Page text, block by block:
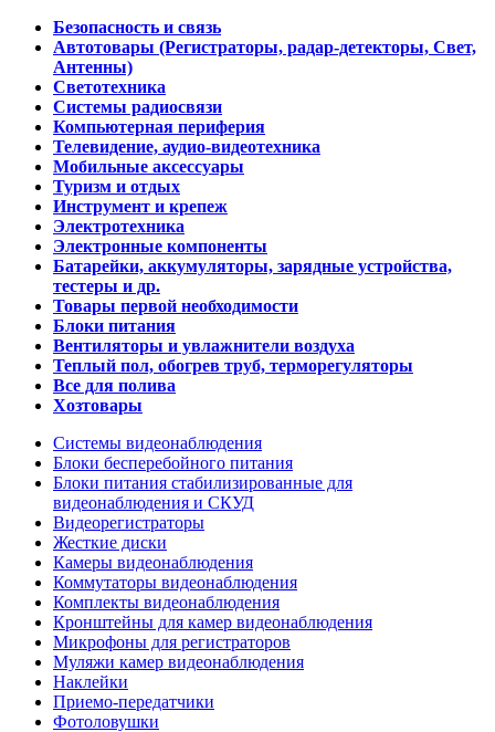
Безопасность и связь
Автотовары (Регистраторы, радар-детекторы, Свет,
Антенны)
Светотехника
Системы радиосвязи
Компьютерная периферия
Телевидение, аудио-видеотехника
Мобильные аксессуары
Туризм и отдых
Инструмент и крепеж
Электротехника
Электронные компоненты
Батарейки, аккумуляторы, зарядные устройства,
тестеры и др.
Товары первой необходимости
Блоки питания
Вентиляторы и увлажнители воздуха
Теплый пол, обогрев труб, терморегуляторы
Все для полива
Хозтовары
Системы видеонаблюдения
Блоки бесперебойного питания
Блоки питания стабилизированные для
видеонаблюдения и СКУД
Видеорегистраторы
Жесткие диски
Камеры видеонаблюдения
Коммутаторы видеонаблюдения
Комплекты видеонаблюдения
Кронштейны для камер видеонаблюдения
Микрофоны для регистраторов
Муляжи камер видеонаблюдения
Наклейки
Приемо-передатчики
Фотоловушки